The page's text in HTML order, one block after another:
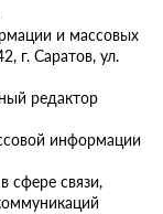
и массовых
г. Саратов, ул.
редактор
информации
сфере связи,